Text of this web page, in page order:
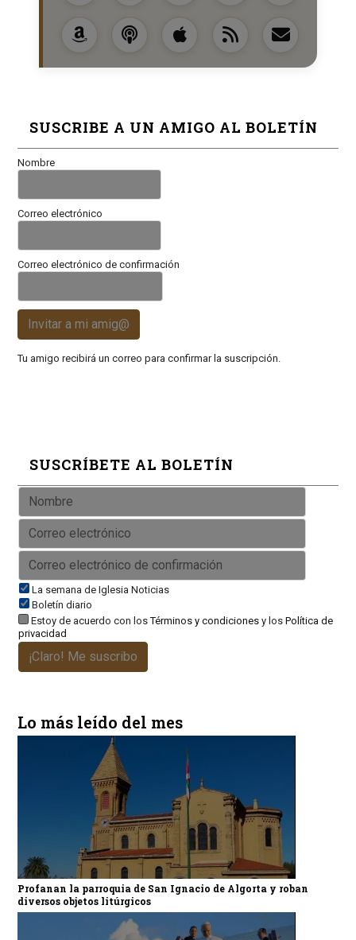
SUSCRIBE A UN AMIGO AL BOLETÍN
Nombre
Correo electrónico
Correo electrónico de confirmación
Invitar a mi amig@
Tu amigo recibirá un correo para confirmar la suscripción.
SUSCRÍBETE AL BOLETÍN
La semana de Iglesia Noticias
Boletín diario
Estoy de acuerdo con losTérminos y condicionesy los Política de
privacidad
¡Claro! Me suscribo
Lo más leído del mes
Profanan la parroquia de San Ignacio de Algorta y roban
diversos objetos litúrgicos